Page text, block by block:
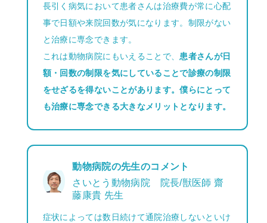
長引く病気において患者さんは治療費が常に心配
事で日額や来院回数が気になります。制限がない
と治療に専念できます。
これは動物病院にもいえることで、 患者さんが日
額・回数の制限を気にしていることで診療の制限
をせざるを得ないことがあります。僕らにとって
も治療に専念できる大きなメリットとなります。
動物病院の先生のコメント
さいとう動物病院 院長/獣医師 齋
藤康貴 先生
症状によっては数日続けて通院治療しないといけ